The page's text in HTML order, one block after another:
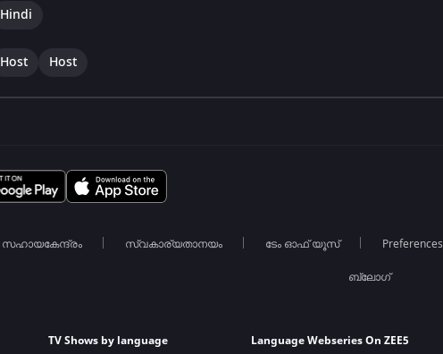
Hindi
Host Host
സഹായകേന്ദ്രം സ്വകാര്യതാനയം ടേം ഓഫ് യൂസ് Preferences
ബ്ലോഗ്
TV Shows by language Language Webseries On ZEE5